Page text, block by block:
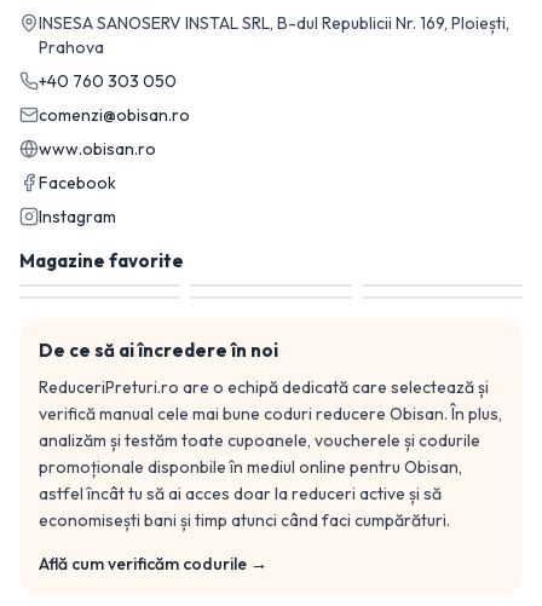
INSESA SANOSERV INSTAL SRL, B-dul Republicii Nr. 169, Ploiești,
Prahova
+40 760 303 050
comenzi@obisan.ro
www.obisan.ro
Facebook
Instagram
Magazine favorite
De ce să ai încredere în noi
ReduceriPreturi.ro are o echipă dedicată care selectează și
verifică manual cele mai bune coduri reducere Obisan. În plus,
analizăm și testăm toate cupoanele, voucherele și codurile
promoționale disponbile în mediul online pentru Obisan,
astfel încât tu să ai acces doar la reduceri active și să
economisești bani și timp atunci când faci cumpărături.
Află cum verificăm codurile →